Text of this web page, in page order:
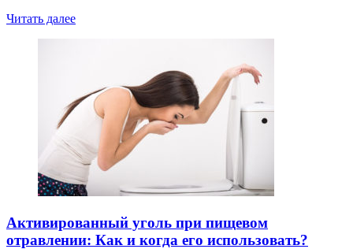
Читать далее
Активированный уголь при пищевом
отравлении: Как и когда его использовать?